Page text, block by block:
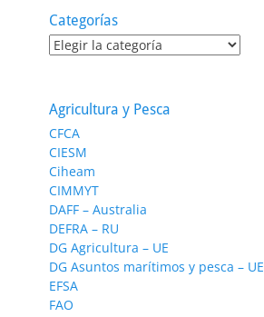
Categorías
Categorías
Agricultura y Pesca
CFCA
CIESM
Ciheam
CIMMYT
DAFF – Australia
DEFRA – RU
DG Agricultura – UE
DG Asuntos marítimos y pesca – UE
EFSA
FAO